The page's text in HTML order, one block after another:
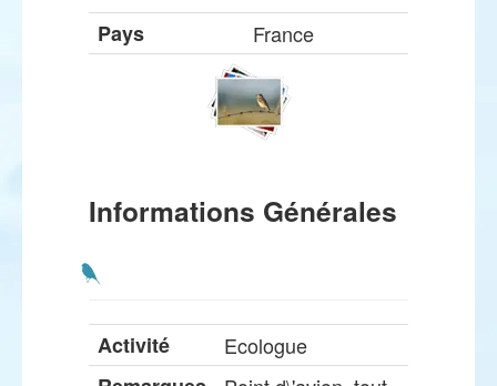
Pays France
Informations Générales
Activité
Ecologue